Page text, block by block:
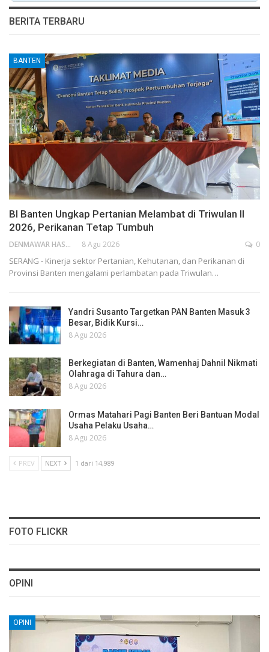
BERITA TERBARU
BANTEN
BI Banten Ungkap Pertanian Melambat di Triwulan II
2026, Perikanan Tetap Tumbuh
DENMAWAR HASANUDIN 8 Agu 2026 0
SERANG - Kinerja sektor Pertanian, Kehutanan, dan Perikanan di
Provinsi Banten mengalami perlambatan pada Triwulan…
Yandri Susanto Targetkan PAN Banten Masuk 3
Besar, Bidik Kursi…
8 Agu 2026
Berkegiatan di Banten, Wamenhaj Dahnil Nikmati
Olahraga di Tahura dan…
8 Agu 2026
Ormas Matahari Pagi Banten Beri Bantuan Modal
Usaha Pelaku Usaha…
8 Agu 2026
PREV NEXT 1 dari 14,989
FOTO FLICKR
OPINI
OPINI